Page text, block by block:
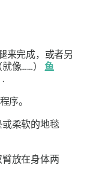
来完成，或者另
像……） 鱼
序。
柔软的地毯
放在身体两